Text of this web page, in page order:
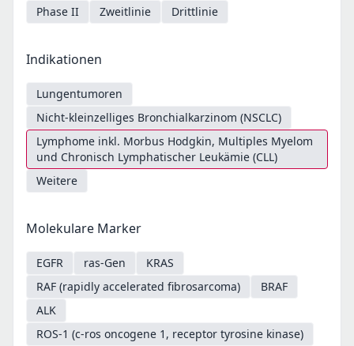
Phase II Zweitlinie Drittlinie
Indikationen
Lungentumoren
Nicht-kleinzelliges Bronchialkarzinom (NSCLC)
Lymphome inkl. Morbus Hodgkin, Multiples Myelom
und Chronisch Lymphatischer Leukämie (CLL)
Weitere
Molekulare Marker
EGFR ras-Gen
KRAS
RAF (rapidly accelerated fibrosarcoma)
BRAF
ALK
ROS-1 (c-ros oncogene 1, receptor tyrosine kinase)